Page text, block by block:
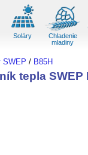
Soláry
Chladenie
mladiny
SWEP / B85H
tepla SWEP